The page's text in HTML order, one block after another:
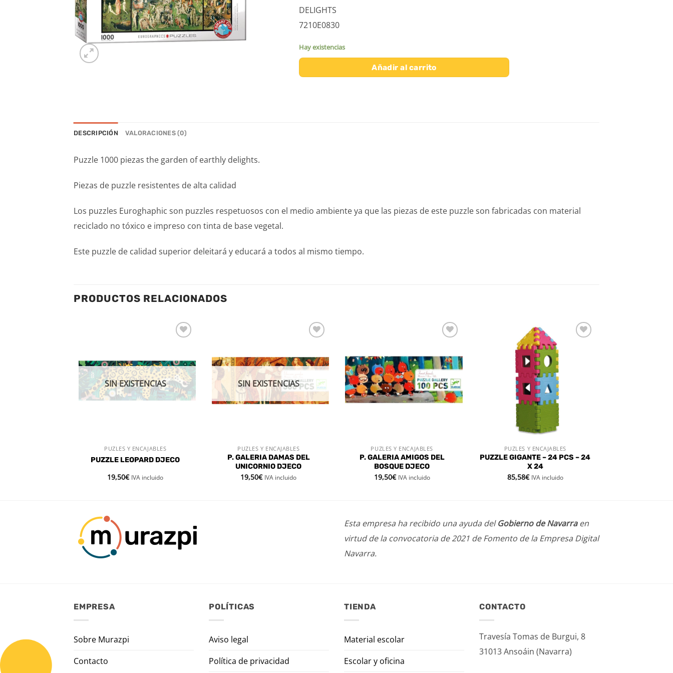
DELIGHTS
7210E0830
Hay existencias
Añadir al carrito
DESCRIPCIÓN VALORACIONES (0)
Puzzle 1000 piezas the garden of earthly delights.
Piezas de puzzle resistentes de alta calidad
Los puzzles Euroghaphic son puzzles respetuosos con el medio ambiente ya que las piezas de este puzzle son fabricadas con material
reciclado no tóxico e impreso con tinta de base vegetal.
Este puzzle de calidad superior deleitará y educará a todos al mismo tiempo.
PRODUCTOS RELACIONADOS
deseos
VISTA RÁPIDA
SIN EXISTENCIAS
PUZLES Y ENCAJABLES
PUZZLE LEOPARD DJECO
19,50€ IVA incluido
lista de
deseos
VISTA RÁPIDA
SIN EXISTENCIAS
PUZLES Y ENCAJABLES
P. GALERIA DAMAS DEL
UNICORNIO DJECO
19,50€ IVA incluido
lista de
deseos
VISTA RÁPIDA
PUZLES Y ENCAJABLES
P. GALERIA AMIGOS DEL
BOSQUE DJECO
19,50€ IVA incluido
VISTA RÁPIDA
PUZLES Y ENCAJABLES
PUZZLE GIGANTE – 24 PCS – 24
X 24
85,58€ IVA incluido
Esta empresa ha recibido una ayuda delGobierno de Navarraen
virtud de la convocatoria de 2021 de Fomento de la Empresa Digital
Navarra.
EMPRESA
Sobre Murazpi
Contacto
POLÍTICAS
Aviso legal
Política de privacidad
TIENDA
Material escolar
Escolar y oficina
CONTACTO
Travesía Tomas de Burgui, 8
31013 Ansoáin (Navarra)